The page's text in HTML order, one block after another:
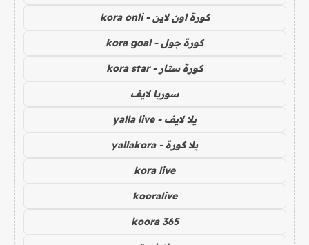
كورة اون لاين - kora onli
كورة جول - kora goal
كورة ستار - kora star
سوريا لايف
يلا لايف - yalla live
يلا كورة - yallakora
kora live
kooralive
koora 365